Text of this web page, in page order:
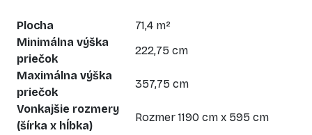
Plocha
71,4 m²
Minimálna výška
priečok
222,75 cm
Maximálna výška
priečok
357,75 cm
Vonkajšie rozmery
(šírka x hĺbka)
Rozmer 1190 cm x 595 cm